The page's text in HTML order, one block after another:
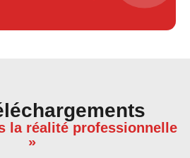
la réalité professionnelle
»